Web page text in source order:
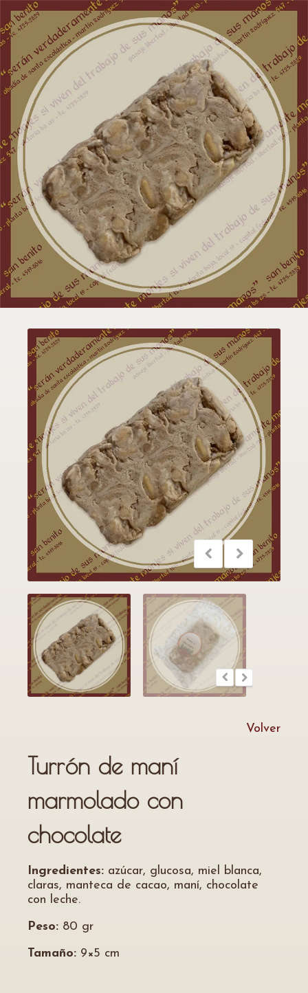
Volver
Turrón de maní
marmolado con
chocolate
Ingredientes: azúcar, glucosa, miel blanca,
claras, manteca de cacao, maní, chocolate
con leche.
Peso: 80 gr
Tamaño: 9×5 cm